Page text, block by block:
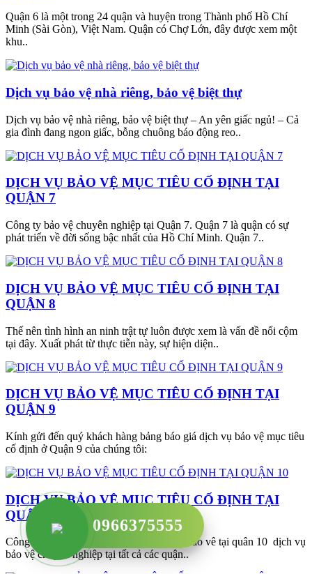
Quận 6 là một trong 24 quận và huyện trong Thành phố Hồ Chí
Minh (Sài Gòn), Việt Nam. Quận có Chợ Lớn, đây được xem một
khu..
Dịch vụ bảo vệ nhà riêng, bảo vệ biệt thự
Dịch vụ bảo vệ nhà riêng, bảo vệ biệt thự – An yên giấc ngủ! – Cả
gia đình đang ngon giấc, bỗng chuông báo động reo..
DỊCH VỤ BẢO VỆ MỤC TIÊU CỐ ĐỊNH TẠI
QUẬN 7
Công ty bảo vệ chuyên nghiệp tại Quận 7. Quận 7 là quận có sự
phát triển về đời sống bậc nhất của Hồ Chí Minh. Quận 7..
DỊCH VỤ BẢO VỆ MỤC TIÊU CỐ ĐỊNH TẠI
QUẬN 8
Thế nên tình hình an ninh trật tự luôn được xem là vấn đề nổi cộm
tại đây. Xuất phát từ thực tiễn này, sự hiện diện..
DỊCH VỤ BẢO VỆ MỤC TIÊU CỐ ĐỊNH TẠI
QUẬN 9
Kính gửi đến quý khách hàng bảng báo giá dịch vụ bảo vệ mục tiêu
cố định ở Quận 9 của chúng tôi:
DỊCH VỤ BẢO VỆ MỤC TIÊU CỐ ĐỊNH TẠI
QUẬN 10
Công ty Đông Hải cung cấp cấp dịch vụ bảo vê tại quân 10 dịch vụ
bảo vệ chuyên nghiệp tại tất cả các quận..
0966375555